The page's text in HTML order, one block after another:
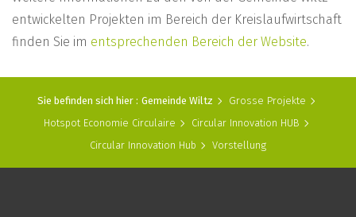
entwickelten Projekten im Bereich der Kreislaufwirtschaft
finden Sie im entsprechenden Bereich der Website.
Sie befinden sich hier : Gemeinde Wiltz
Grosse Projekte
Hotspot Economie Circulaire
Circular Innovation HUB
Circular Innovation Hub
Vorstellung